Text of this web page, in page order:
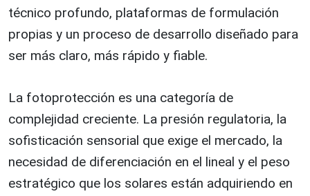
técnico profundo, plataformas de formulación
propias y un proceso de desarrollo diseñado para
ser más claro, más rápido y fiable.
La fotoprotección es una categoría de
complejidad creciente. La presión regulatoria, la
sofisticación sensorial que exige el mercado, la
necesidad de diferenciación en el lineal y el peso
estratégico que los solares están adquiriendo en